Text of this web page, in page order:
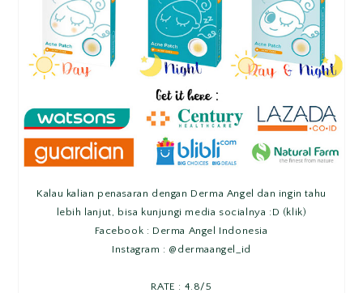
Kalau kalian penasaran dengan Derma Angel dan ingin tahu
lebih lanjut, bisa kunjungi media socialnya :D (klik)
Facebook : Derma Angel Indonesia
Instagram : @dermaangel_id
RATE : 4.8/5